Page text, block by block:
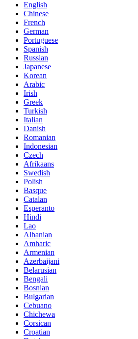
English
Chinese
French
German
Portuguese
Spanish
Russian
Japanese
Korean
Arabic
Irish
Greek
Turkish
Italian
Danish
Romanian
Indonesian
Czech
Afrikaans
Swedish
Polish
Basque
Catalan
Esperanto
Hindi
Lao
Albanian
Amharic
Armenian
Azerbaijani
Belarusian
Bengali
Bosnian
Bulgarian
Cebuano
Chichewa
Corsican
Croatian